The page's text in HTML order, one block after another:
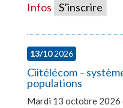
Infos S’inscrire
13/102026
Ciitélécom –
populations
Mardi 13 octobre 2026